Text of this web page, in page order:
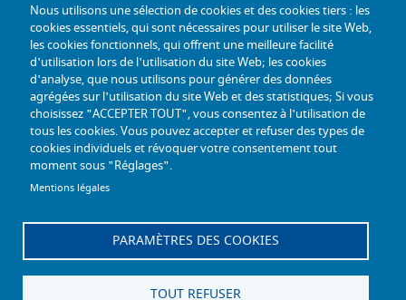
Standard téléphonique :
Lundi au jeudi :
de 9h00 à 12h30 - de 13h30 à 17h00
Vendredi :
de 9h00 à 12h30 - de 13h30 à 16h30
TÉL :+33 (0) 3 26 26 06 06
COURRIEL : accueil@mdph51.fr
Nous utilisons une sélection de cookies et des cookies tiers : les
cookies essentiels, qui sont nécessaires pour utiliser le site Web,
les cookies fonctionnels, qui offrent une meilleure facilité
d'utilisation lors de l'utilisation du site Web; les cookies
d'analyse, que nous utilisons pour générer des données
agrégées sur l'utilisation du site Web et des statistiques; Si vous
choisissez "ACCEPTER TOUT", vous consentez à l'utilisation de
tous les cookies. Vous pouvez accepter et refuser des types de
cookies individuels et révoquer votre consentement tout
moment sous "Réglages".
Mentions légales
PARAMÈTRES DES COOKIES
TOUT REFUSER
Offres d'emploi
Accessibilité - Conformité partielle
Gestion des cookies